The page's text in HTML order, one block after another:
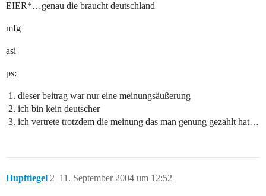
EIER*…genau die braucht deutschland
mfg
asi
ps:
dieser beitrag war nur eine meinungsäußerung
ich bin kein deutscher
ich vertrete trotzdem die meinung das man genung gezahlt hat…
Hupftiegel 11. September 2004 um 12:52
2